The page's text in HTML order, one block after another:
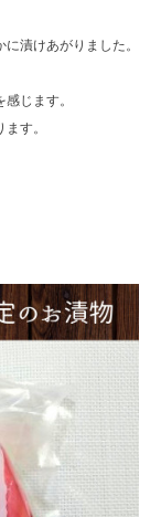
漬けあがりました。
じます。
す。